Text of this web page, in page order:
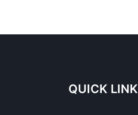
QUICK LINK